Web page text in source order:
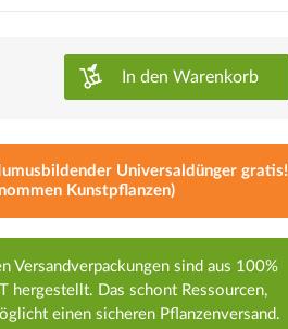
In den Warenkorb
Universaldünger gratis!
Kunstpflanzen)
Versandverpackungen sind aus 100%
hergestellt. Das schont Ressourcen,
einen sicheren Pflanzenversand.